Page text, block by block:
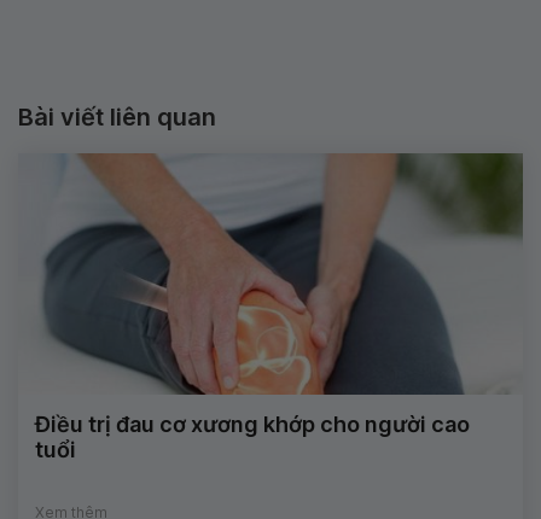
Bài viết liên quan
Điều trị đau cơ xương khớp cho người cao
tuổi
Xem thêm